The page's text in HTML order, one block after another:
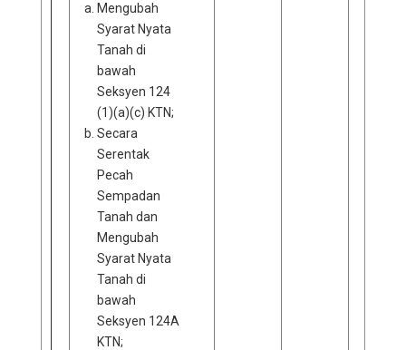
Mengubah
Syarat Nyata
Tanah di
bawah
Seksyen 124
(1)(a)(c) KTN;
Secara
Serentak
Pecah
Sempadan
Tanah dan
Mengubah
Syarat Nyata
Tanah di
bawah
Seksyen 124A
KTN;